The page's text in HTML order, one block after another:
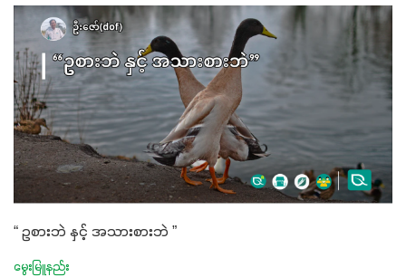
“ ဥစားဘဲ နှင့် အသားစားဘဲ ”
မွေးမြူနည်း